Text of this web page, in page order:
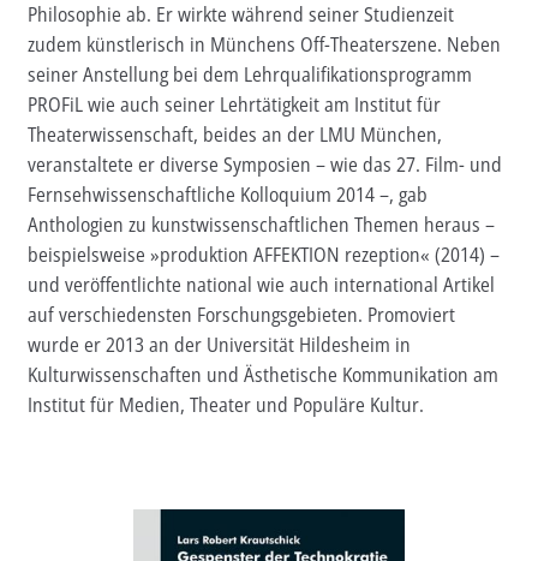
Verlag
Handel
Service
Untermenü
öffnen
Newsletter
Philosophie ab. Er wirkte während seiner Studienzeit
zudem künstlerisch in Münchens Off-Theaterszene. Neben
seiner Anstellung bei dem Lehrqualifikationsprogramm
PROFiL wie auch seiner Lehrtätigkeit am Institut für
Theaterwissenschaft, beides an der LMU München,
veranstaltete er diverse Symposien – wie das 27. Film- und
Fernsehwissenschaftliche Kolloquium 2014 –, gab
Anthologien zu kunstwissenschaftlichen Themen heraus –
beispielsweise »produktion AFFEKTION rezeption« (2014) –
und veröffentlichte national wie auch international Artikel
auf verschiedensten Forschungsgebieten. Promoviert
wurde er 2013 an der Universität Hildesheim in
Kulturwissenschaften und Ästhetische Kommunikation am
Institut für Medien, Theater und Populäre Kultur.